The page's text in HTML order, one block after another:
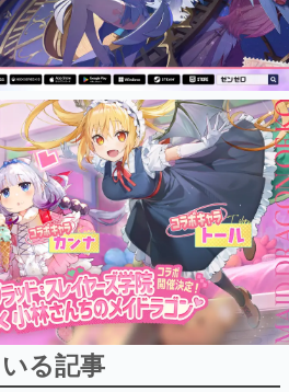
記事ランキング
覧
事
千以上！ ページビュー数万以上！ などな
る記事